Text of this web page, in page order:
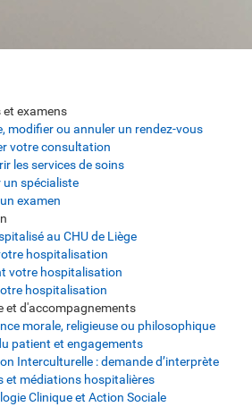
examens
modifier ou annuler un rendez-vous
votre consultation
les services de soins
un spécialiste
examen
au CHU de Liège
hospitalisation
votre hospitalisation
hospitalisation
et d'accompagnements
morale, religieuse ou philosophique
patient et engagements
Interculturelle : demande d’interprète
et médiations hospitalières
Clinique et Action Sociale